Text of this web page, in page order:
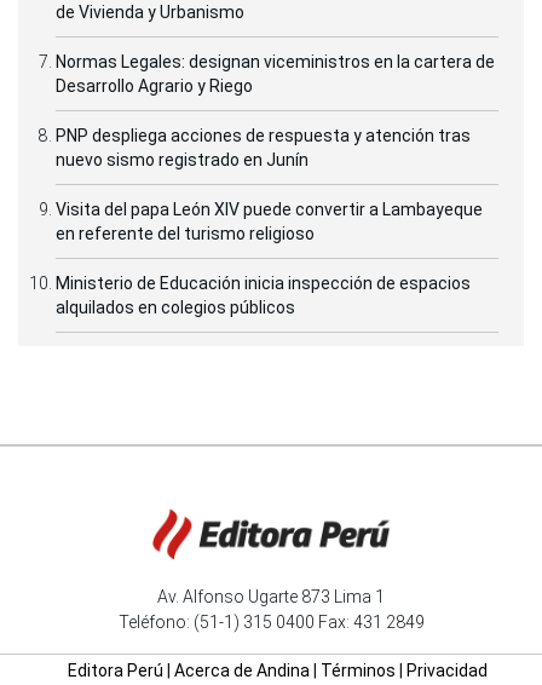
de Vivienda y Urbanismo
Normas Legales: designan viceministros en la cartera de
Desarrollo Agrario y Riego
PNP despliega acciones de respuesta y atención tras
nuevo sismo registrado en Junín
Visita del papa León XIV puede convertir a Lambayeque
en referente del turismo religioso
Ministerio de Educación inicia inspección de espacios
alquilados en colegios públicos
Av. Alfonso Ugarte 873 Lima 1
Teléfono: (51-1) 315 0400 Fax: 431 2849
Editora Perú Acerca de Andina Términos Privacidad